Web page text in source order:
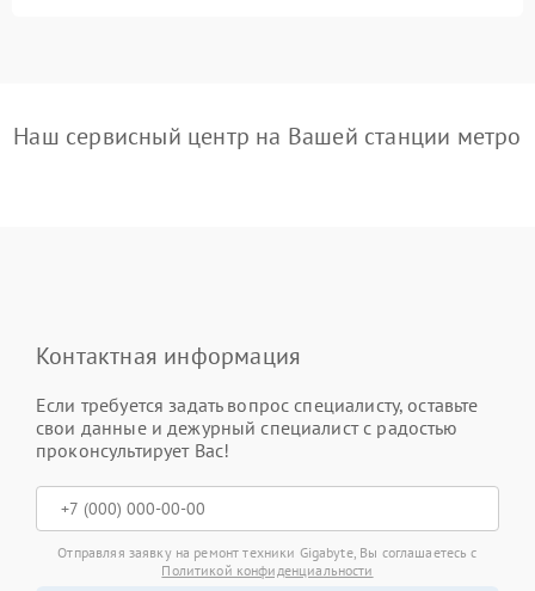
Наш сервисный центр на Вашей станции метро
Контактная информация
Если требуется задать вопрос специалисту, оставьте
свои данные и дежурный специалист с радостью
проконсультирует Вас!
Отправляя заявку на ремонт техники Gigabyte, Вы соглашаетесь с
Политикой конфиденциальности